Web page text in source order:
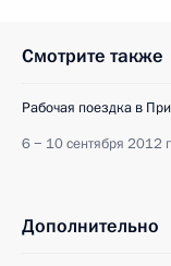
Смотрите также
Рабочая поездка в
6 − 10 сентября 2012
Дополнительно